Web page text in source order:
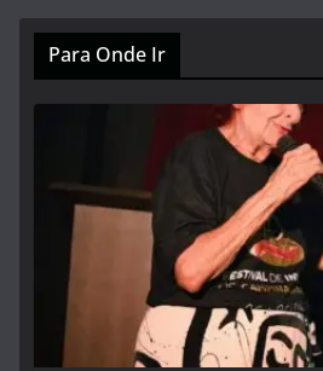
Para Onde Ir